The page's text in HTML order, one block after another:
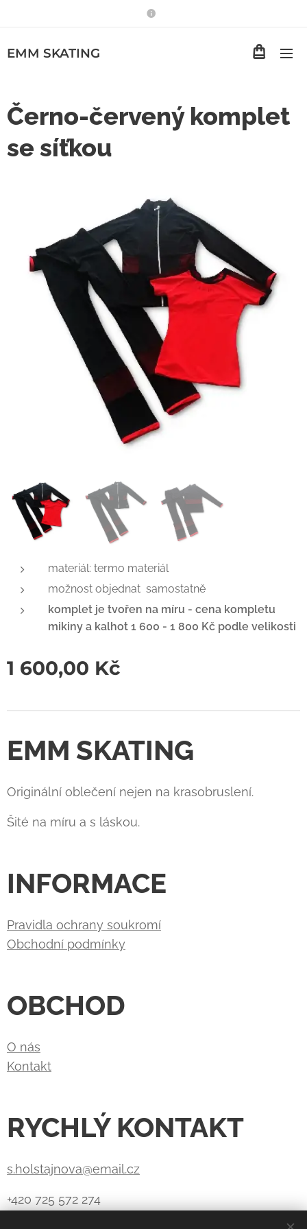
EMM SKATING
Černo-červený komplet
se síťkou
materiál: termo materiál
možnost objednat samostatně
komplet je tvořen na míru - cena kompletu
mikiny a kalhot 1 600 - 1 800 Kč podle velikosti
1 600,00 Kč
EMM SKATING
Originální oblečení nejen na krasobruslení.
Šité na míru a s láskou.
INFORMACE
Pravidla ochrany soukromí
Obchodní podmínky
OBCHOD
O nás
Kontakt
RYCHLÝ KONTAKT
s.holstajnova@email.cz
+420 725 572 274